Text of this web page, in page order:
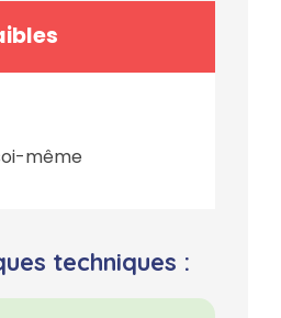
même
techniques :